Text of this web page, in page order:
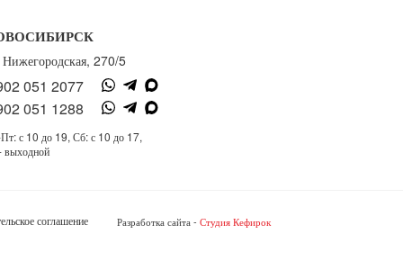
Нижегородская, 270/5
051 2077
051 1288
с 10 до 19, Сб: с 10 до 17,
выходной
соглашение
Разработка сайта - Студия Кефирок